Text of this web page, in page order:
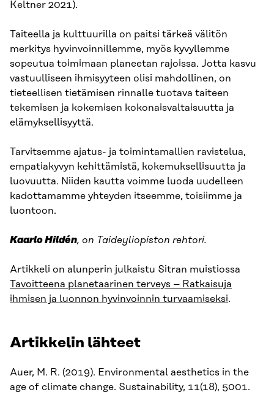
Keltner 2021).
Taiteella ja kulttuurilla on paitsi tärkeä välitön
merkitys hyvinvoinnillemme, myös kyvyllemme
sopeutua toimimaan planeetan rajoissa. Jotta kasvu
vastuulliseen ihmisyyteen olisi mahdollinen, on
tieteellisen tietämisen rinnalle tuotava taiteen
tekemisen ja kokemisen kokonaisvaltaisuutta ja
elämyksellisyyttä.
Tarvitsemme ajatus- ja toimintamallien ravistelua,
empatiakyvyn kehittämistä, kokemuksellisuutta ja
luovuutta. Niiden kautta voimme luoda uudelleen
kadottamamme yhteyden itseemme, toisiimme ja
luontoon.
Kaarlo Hildén, on Taideyliopiston rehtori.
Artikkeli on alunperin julkaistu Sitran muistiossa
Tavoitteena planetaarinen terveys – Ratkaisuja
ihmisen ja luonnon hyvinvoinnin turvaamiseksi.
Artikkelin lähteet
Auer, M. R. (2019). Environmental aesthetics in the
age of climate change. Sustainability, 11(18), 5001.